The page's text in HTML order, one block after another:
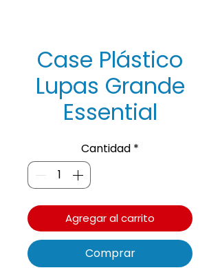
Case Plástico
Lupas Grande
Essential
Cantidad *
Agregar al carrito
Comprar